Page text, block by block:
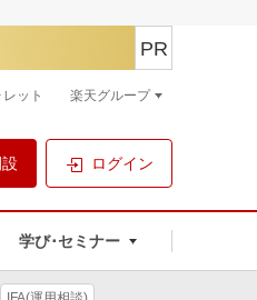
ログイン
学び･セミナー
PR
レット 楽天グループ